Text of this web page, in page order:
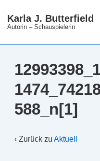
ZumKarla J. Butterfield
Autorin – Schauspielerin
588_n[1]
‹ Zurück zu Aktuell